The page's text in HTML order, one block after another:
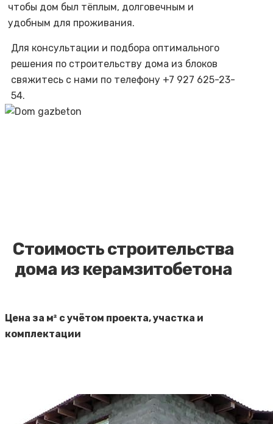
чтобы дом был тёплым, долговечным и
удобным для проживания.
Для консультации и подбора оптимального
решения по строительству дома из блоков
свяжитесь с нами по телефону +7 927 625-23-
54.
Стоимость строительства
дома из керамзитобетона
Цена за м² с учётом проекта, участка и
комплектации